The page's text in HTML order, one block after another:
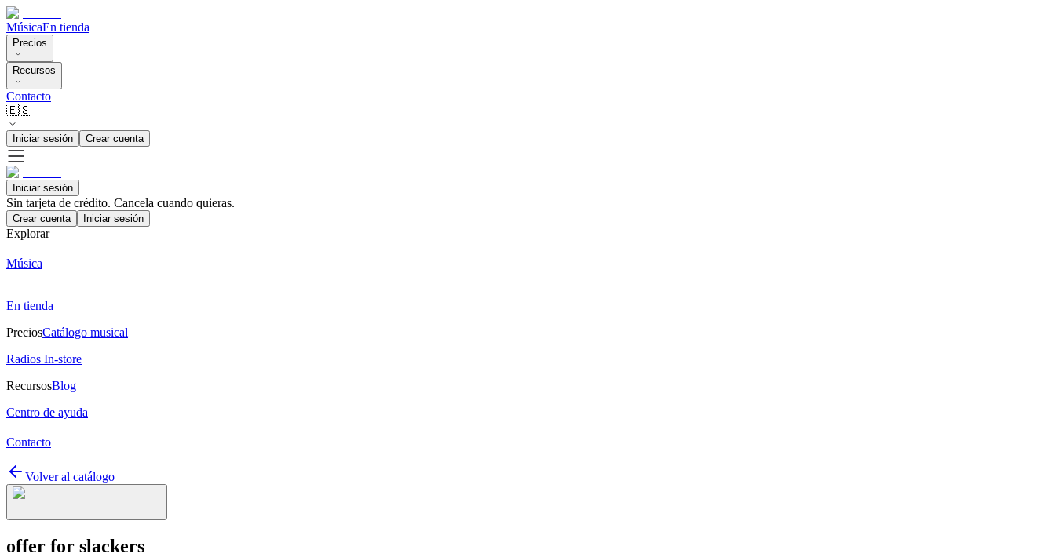
MúsicaEn tienda
Precios
Recursos
Contacto
🇪🇸
Iniciar sesión Crear cuenta
Iniciar sesión
Sin tarjeta de crédito. Cancela cuando quieras.
Crear cuenta Iniciar sesión
Explorar
Música
En tienda
PreciosCatálogo musical
Radios In-store
RecursosBlog
Centro de ayuda
Contacto
Volver al catálogo
offer for slackers